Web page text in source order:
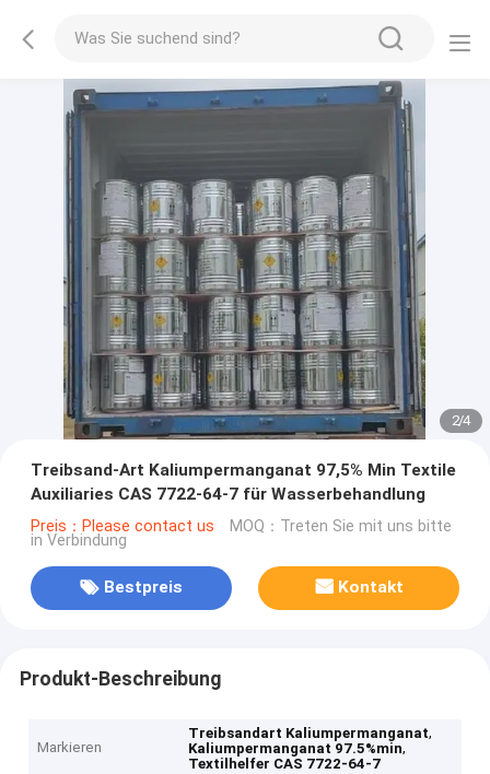
2/4
Treibsand-Art Kaliumpermanganat 97,5% Min Textile
Auxiliaries CAS 7722-64-7 für Wasserbehandlung
Preis：Please contact us MOQ：Treten Sie mit uns bitte
in Verbindung
Bestpreis Kontakt
Produkt-Beschreibung
Markieren
Treibsandart Kaliumpermanganat,
Kaliumpermanganat 97.5%min,
Textilhelfer CAS 7722-64-7